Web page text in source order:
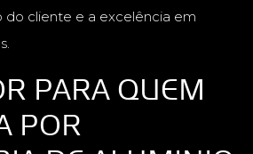
do cliente e a excelência em
PARA QUEM
POR